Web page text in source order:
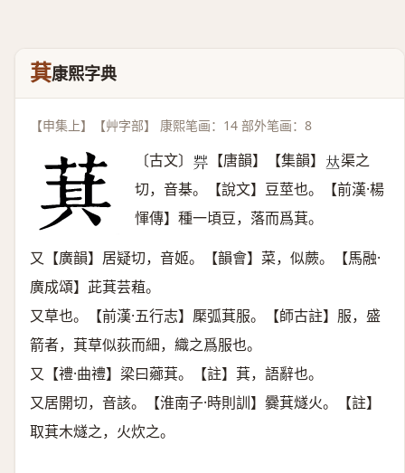
萁康熙字典
【申集上】【艸字部】 康熙笔画：14 部外笔画：8
〔古文〕 𦬟 【唐韻】【集韻】 𠀤渠之
切，音棊。【說文】豆莖也。【前漢·楊
惲傳】種一頃豆，落而爲萁。
又【廣韻】居疑切，音姬。【韻會】菜，似蕨。【馬融·
廣成頌】茈萁芸蒩。
又草也。【前漢·五行志】檿弧萁服。【師古註】服，盛
箭者，萁草似荻而細，織之爲服也。
又【禮·曲禮】梁曰薌萁。【註】萁，語辭也。
又居開切，音該。【淮南子·時則訓】爨萁燧火。【註】
取萁木燧之，火炊之。